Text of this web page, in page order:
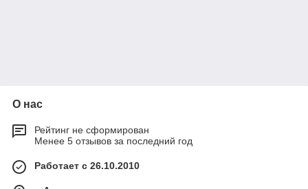
О нас
Рейтинг не сформирован
Менее 5 отзывов за последний год
Работает с 26.10.2010